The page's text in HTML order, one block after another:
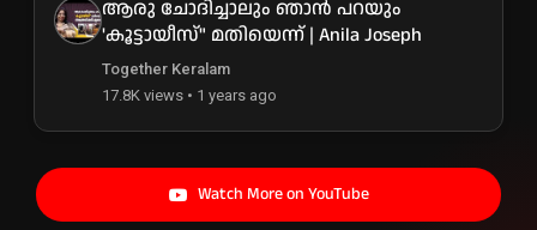
ആരു ചോദിച്ചാലും ഞാൻ പറയും
'കൂട്ടായീസ്" മതിയെന്ന് | Anila Joseph
Together Keralam
17.8K views • 1 years ago
Watch More on YouTube